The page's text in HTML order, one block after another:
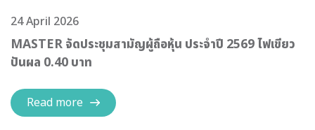
24 April 2026
MASTER จัดประชุมสามัญผู้ถือหุ้น ประจำปี 2569 ไฟเขียว
ปันผล 0.40 บาท
Read more